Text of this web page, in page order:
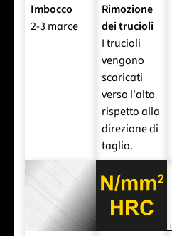
Imbocco
2-3 marce
Rimozione
dei trucioli
I trucioli
vengono
scaricati
verso l'alto
rispetto alla
direzione di
taglio.